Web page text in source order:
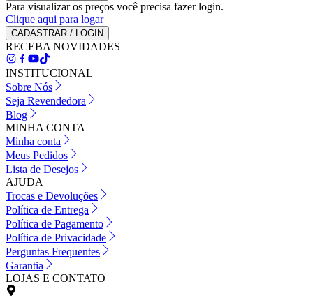
Para visualizar os preços você precisa fazer login.
Clique aqui para logar
CADASTRAR / LOGIN
RECEBA NOVIDADES
INSTITUCIONAL
Sobre Nós
Seja Revendedora
Blog
MINHA CONTA
Minha conta
Meus Pedidos
Lista de Desejos
AJUDA
Trocas e Devoluções
Política de Entrega
Política de Pagamento
Política de Privacidade
Perguntas Frequentes
Garantia
LOJAS E CONTATO